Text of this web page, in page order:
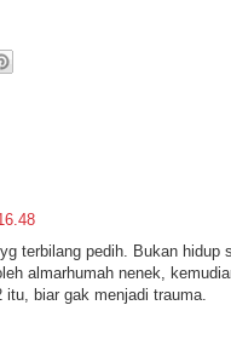
terbilang pedih. Bukan hidup
almarhumah nenek,
biar gak menjadi trauma.